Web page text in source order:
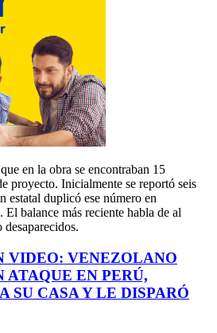
en la obra se encontraban 15
proyecto. Inicialmente se reportó seis
estatal duplicó ese número en
El balance más reciente habla de al
VIDEO: VENEZOLANO
ATAQUE EN PERÚ,
SU CASA Y LE DISPARÓ